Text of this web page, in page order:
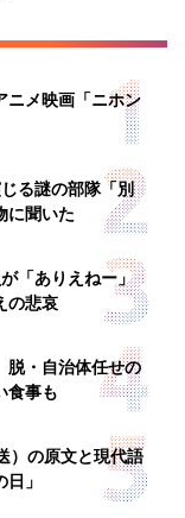
メ映画「ニホン
る謎の部隊「別
に聞いた
「ありえねー」
の悲哀
・自治体任せの
食事も
）の原文と現代語
」